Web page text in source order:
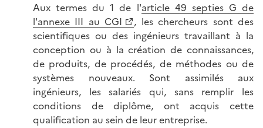
Aux termes du 1 de l'article 49 septies G de
l'annexe III au CGI
, les chercheurs sont des
scientifiques ou des ingénieurs travaillant à la
conception ou à la création de connaissances,
de produits, de procédés, de méthodes ou de
systèmes nouveaux. Sont assimilés aux
ingénieurs, les salariés qui, sans remplir les
conditions de diplôme, ont acquis cette
qualification au sein de leur entreprise.